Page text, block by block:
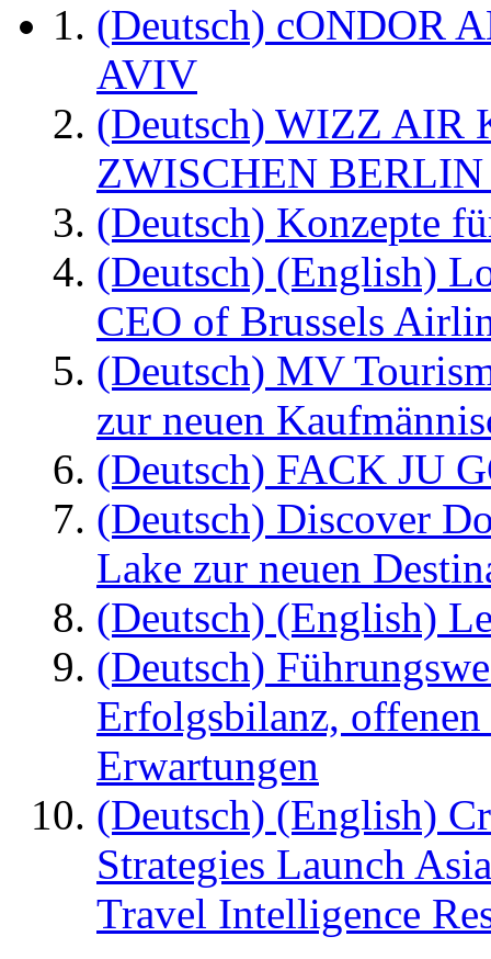
(Deutsch) cONDOR
AVIV
(Deutsch) WIZZ AIR
ZWISCHEN
(Deutsch) Konzepte
(Deutsch) (English)
CEO of Brussels
(Deutsch) MV
zur neuen
(Deutsch) FACK JU
(Deutsch) Discover
Lake zur neuen
(Deutsch) (English)
(Deutsch)
Erfolgsbilanz,
Erwartungen
(Deutsch) (English)
Strategies Launch
Travel Intelligence